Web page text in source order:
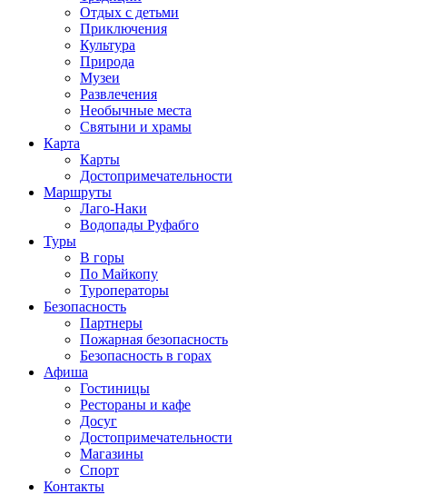
Отдых с детьми
Приключения
Культура
Природа
Музеи
Развлечения
Необычные места
Святыни и храмы
Карта
Карты
Достопримечательности
Маршруты
Лаго-Наки
Водопады Руфабго
Туры
В горы
По Майкопу
Туроператоры
Безопасность
Партнеры
Пожарная безопасность
Безопасность в горах
Афиша
Гостиницы
Рестораны и кафе
Досуг
Достопримечательности
Магазины
Спорт
Контакты